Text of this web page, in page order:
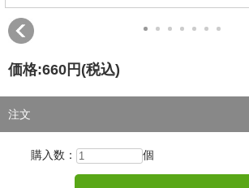
価格:660円 (税込)
注文
購入数： 個